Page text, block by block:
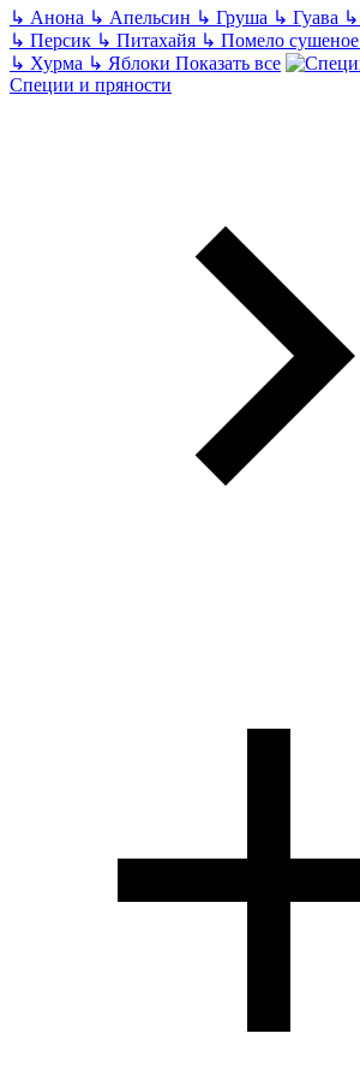
↳ Анона ↳ Апельсин ↳ Груша ↳ Гуава ↳
↳ Персик ↳ Питахайя ↳ Помело сушеное
↳ Хурма ↳ Яблоки Показать все
Специи и пряности